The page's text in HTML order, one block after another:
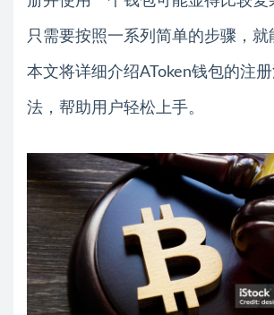
只需要按照一系列简单的步骤，就
本文将详细介绍AToken钱包的注
法，帮助用户轻松上手。